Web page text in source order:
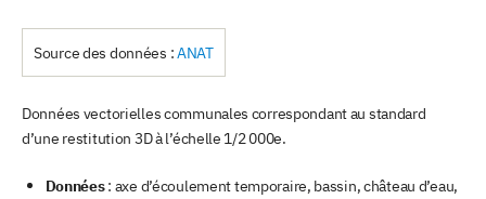
Source des données :ANAT
Données vectorielles communales correspondant au standard
d’une restitution 3D à l’échelle 1/2 000e.
Données: axe d’écoulement temporaire, bassin, château d’eau,